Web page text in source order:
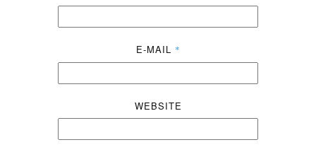
E-MAIL *
WEBSITE